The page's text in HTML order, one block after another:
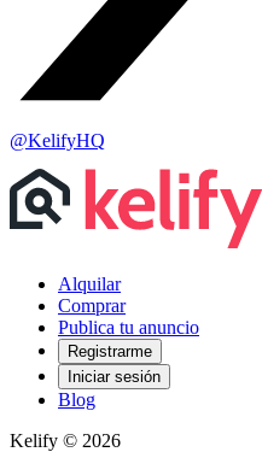
@KelifyHQ
Alquilar
Comprar
Publica tu anuncio
Registrarme
Iniciar sesión
Blog
Kelify © 2026